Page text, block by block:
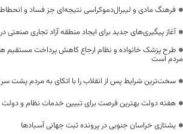
فرهنگ مادی و لیبرال‌دموکراسی نتیجه‌ای جز فساد و انحطاط
آغاز پیگیری‌های جدید برای ایجاد منطقه آزاد تجاری صنعتی
طرح پزشک خانواده و نظام ارجاع کاهش پرداخت مستقیم
مردم است
سخت‌ترین شرایط پس از انقلاب را با اتکای به مردم پشت
هفته دولت بهترین فرصت برای تبیین خدمات نظام و دولت
یشتازی خراسان جنوبی در پرونده ثبت جهانی آسبادها